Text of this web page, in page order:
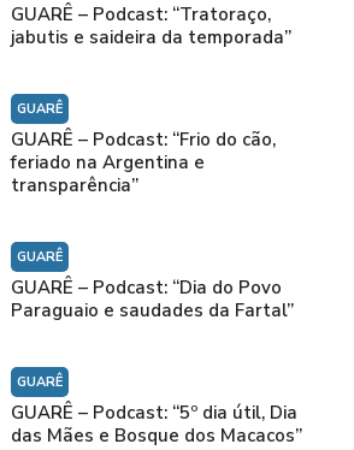
GUARÊ – Podcast: “Tratoraço,
jabutis e saideira da temporada”
GUARÊ
GUARÊ – Podcast: “Frio do cão,
feriado na Argentina e
transparência”
GUARÊ
GUARÊ – Podcast: “Dia do Povo
Paraguaio e saudades da Fartal”
GUARÊ
GUARÊ – Podcast: “5º dia útil, Dia
das Mães e Bosque dos Macacos”